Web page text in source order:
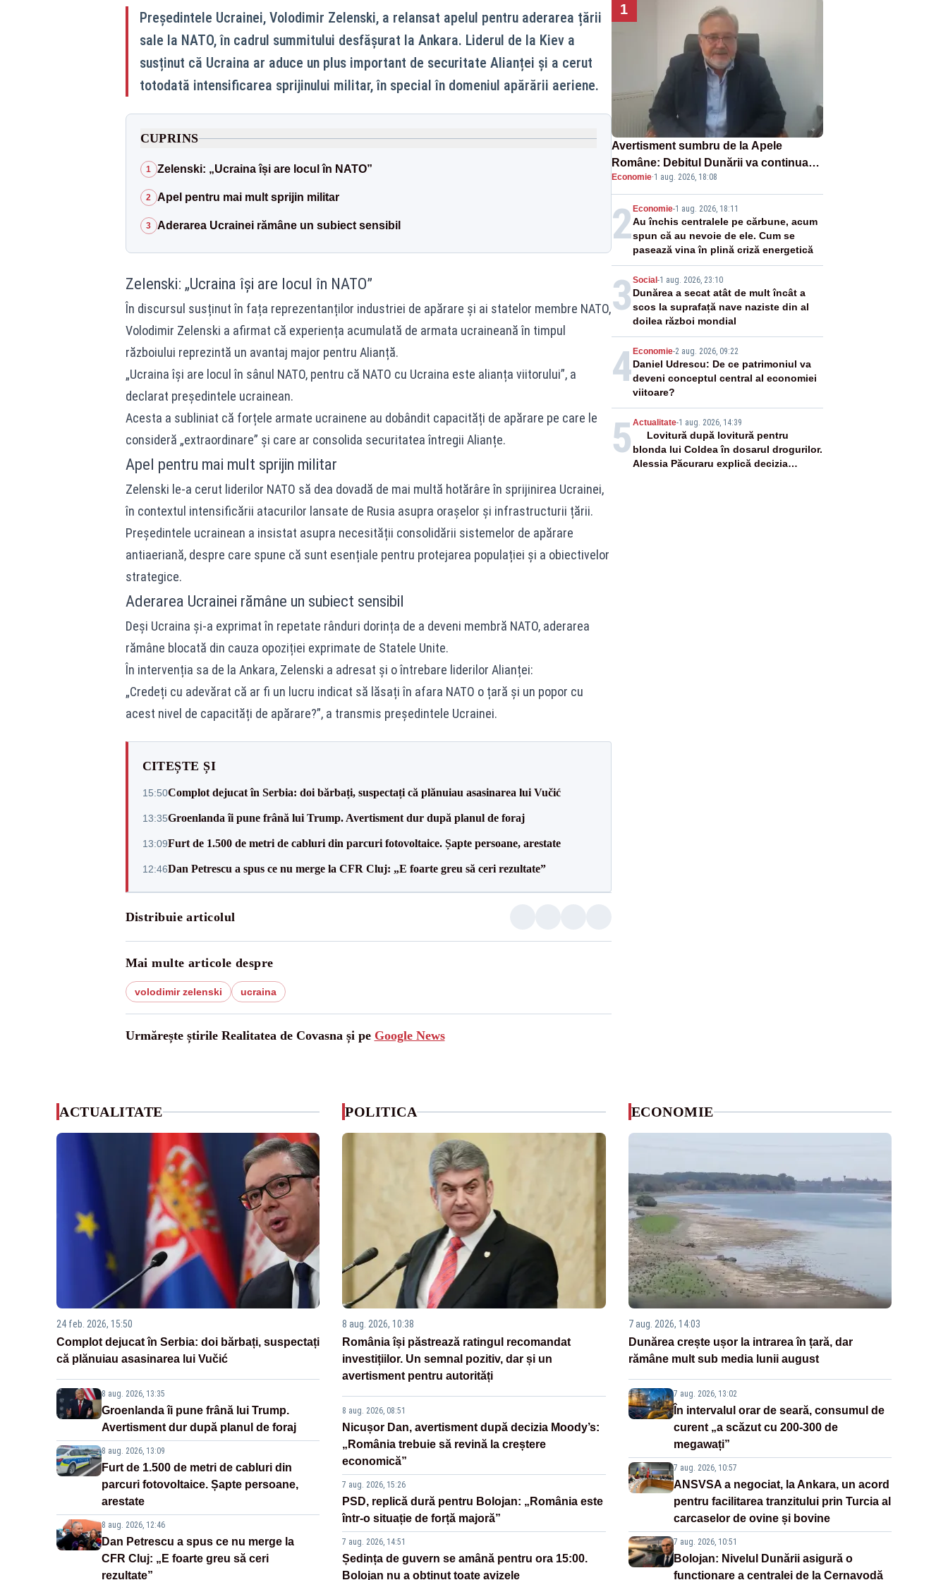
Președintele Ucrainei, Volodimir Zelenski, a relansat apelul pentru aderarea țării
sale la NATO, în cadrul summitului desfășurat la Ankara. Liderul de la Kiev a
susținut că Ucraina ar aduce un plus important de securitate Alianței și a cerut
totodată intensificarea sprijinului militar, în special în domeniul apărării aeriene.
CUPRINS
1 Zelenski: „Ucraina își are locul în NATO”
2 Apel pentru mai mult sprijin militar
3 Aderarea Ucrainei rămâne un subiect sensibil
Zelenski: „Ucraina își are locul în NATO”
În discursul susținut în fața reprezentanților industriei de apărare și ai statelor membre NATO,
Volodimir Zelenski a afirmat că experiența acumulată de armata ucraineană în timpul
războiului reprezintă un avantaj major pentru Alianță.
„Ucraina își are locul în sânul NATO, pentru că NATO cu Ucraina este alianța viitorului”, a
declarat președintele ucrainean.
Acesta a subliniat că forțele armate ucrainene au dobândit capacități de apărare pe care le
consideră „extraordinare” și care ar consolida securitatea întregii Alianțe.
Apel pentru mai mult sprijin militar
Zelenski le-a cerut liderilor NATO să dea dovadă de mai multă hotărâre în sprijinirea Ucrainei,
în contextul intensificării atacurilor lansate de Rusia asupra orașelor și infrastructurii țării.
Președintele ucrainean a insistat asupra necesității consolidării sistemelor de apărare
antiaeriană, despre care spune că sunt esențiale pentru protejarea populației și a obiectivelor
strategice.
Aderarea Ucrainei rămâne un subiect sensibil
Deși Ucraina și-a exprimat în repetate rânduri dorința de a deveni membră NATO, aderarea
rămâne blocată din cauza opoziției exprimate de Statele Unite.
În intervenția sa de la Ankara, Zelenski a adresat și o întrebare liderilor Alianței:
„Credeți cu adevărat că ar fi un lucru indicat să lăsați în afara NATO o țară și un popor cu
acest nivel de capacități de apărare?”, a transmis președintele Ucrainei.
CITEȘTE ȘI
15:50Complot dejucat în Serbia: doi bărbați, suspectați că plănuiau asasinarea lui Vučić
13:35Groenlanda îi pune frână lui Trump. Avertisment dur după planul de foraj
13:09Furt de 1.500 de metri de cabluri din parcuri fotovoltaice. Șapte persoane, arestate
12:46Dan Petrescu a spus ce nu merge la CFR Cluj: „E foarte greu să ceri rezultate”
Distribuie articolul
Mai multe articole despre
volodimir zelenski ucraina
Urmărește știrile Realitatea de Covasna și pe Google News
1
Avertisment sumbru de la Apele
Române: Debitul Dunării va continua
să scadă. Cernavodă s-ar putea închide
în 4 zile
Economie·1 aug. 2026, 18:08
2 Economie-1 aug. 2026, 18:11
Au închis centralele pe cărbune, acum
spun că au nevoie de ele. Cum se
pasează vina în plină criză energetică
3 Social -1 aug. 2026, 23:10
Dunărea a secat atât de mult încât a
scos la suprafață nave naziste din al
doilea război mondial
4 Economie-2 aug. 2026, 09:22
Daniel Udrescu: De ce patrimoniul va
deveni conceptul central al economiei
viitoare?
5 Actualitate-1 aug. 2026, 14:39
Lovitură după lovitură pentru
blonda lui Coldea în dosarul drogurilor.
Alessia Păcuraru explică decizia
ACTUALITATE
24 feb. 2026, 15:50
Complot dejucat în Serbia: doi bărbați, suspectați
că plănuiau asasinarea lui Vučić
8 aug. 2026, 13:35
Groenlanda îi pune frână lui Trump.
Avertisment dur după planul de foraj
8 aug. 2026, 13:09
Furt de 1.500 de metri de cabluri din
parcuri fotovoltaice. Șapte persoane,
arestate
8 aug. 2026, 12:46
Dan Petrescu a spus ce nu merge la
CFR Cluj: „E foarte greu să ceri
rezultate”
POLITICA
8 aug. 2026, 10:38
România își păstrează ratingul recomandat
investițiilor. Un semnal pozitiv, dar și un
avertisment pentru autorități
8 aug. 2026, 08:51
Nicușor Dan, avertisment după decizia Moody’s:
„România trebuie să revină la creștere
economică”
7 aug. 2026, 15:26
PSD, replică dură pentru Bolojan: „România este
într-o situație de forță majoră”
7 aug. 2026, 14:51
Ședința de guvern se amână pentru ora 15:00.
Bolojan nu a obținut toate avizele
ECONOMIE
7 aug. 2026, 14:03
Dunărea crește ușor la intrarea în țară, dar
rămâne mult sub media lunii august
7 aug. 2026, 13:02
În intervalul orar de seară, consumul de
curent „a scăzut cu 200-300 de
megawați”
7 aug. 2026, 10:57
ANSVSA a negociat, la Ankara, un acord
pentru facilitarea tranzitului prin Turcia al
carcaselor de ovine și bovine
7 aug. 2026, 10:51
Bolojan: Nivelul Dunării asigură o
funcționare a centralei de la Cernavodă